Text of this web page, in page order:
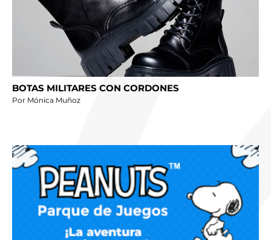
BOTAS MILITARES CON CORDONES
Por Mónica Muñoz